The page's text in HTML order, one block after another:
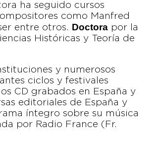
ha seguido cursos
como Manfred
entre otros. Doctora por la
Históricas y Teoría de
y numerosos
ciclos y festivales
CD grabados en España y
editoriales de España y
íntegro sobre su música
por Radio France (Fr.